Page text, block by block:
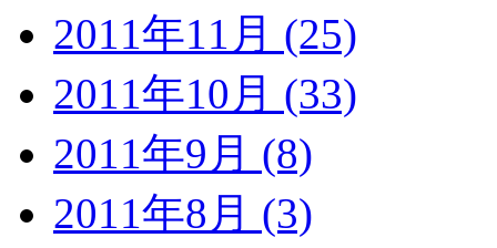
2011年11月 (25)
2011年10月 (33)
2011年9月 (8)
2011年8月 (3)